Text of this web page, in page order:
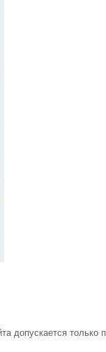
допускается только